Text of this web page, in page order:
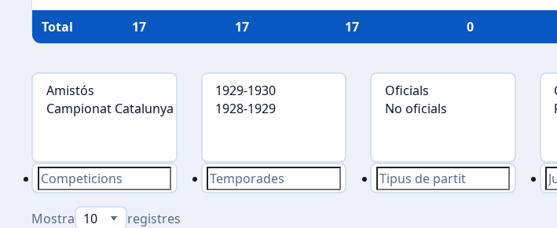
Total
17 17 17 0
Mostra registres